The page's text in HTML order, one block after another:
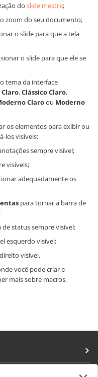
do slide mestre;
zoom do seu documento;
o slide para que a tela
o slide para que ele se
tema da interface
Claro,Clássico Claro,
Claroou Moderno
os elementos para exibir ou
los visíveis:
sempre visível;
visíveis;
adequadamente os
para tornar a barra de
status sempre visível;
esquerdo visível;
visível.
você pode criar e
mais sobre macros,